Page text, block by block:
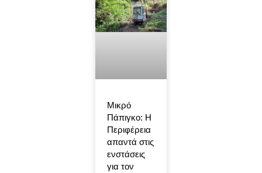
Μικρό
Πάπιγκο: Η
Περιφέρεια
απαντά στις
ενστάσεις
για τον